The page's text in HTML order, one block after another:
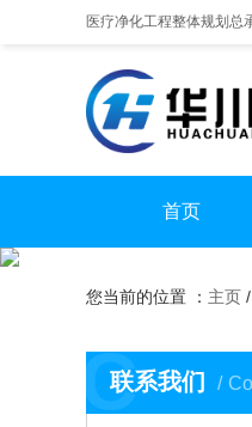
医疗净化工程整体规划总
首页
您当前的位置 ： 主页 /
联系我们
C